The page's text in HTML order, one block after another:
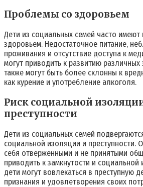
Проблемы со здоровьем
Дети из социальных семей часто
здоровьем. Недостаточное питание,
проживания и отсутствие доступа к
могут приводить к развитию
также могут быть более склонны к
как курение и употребление алкоголя.
Риск социальной
преступности
Дети из социальных семей
социальной изоляции и преступности.
себя отверженными и не принятыми
приводить к замкнутости и
дети могут вовлекаться в преступную
признания и удовлетворения своих